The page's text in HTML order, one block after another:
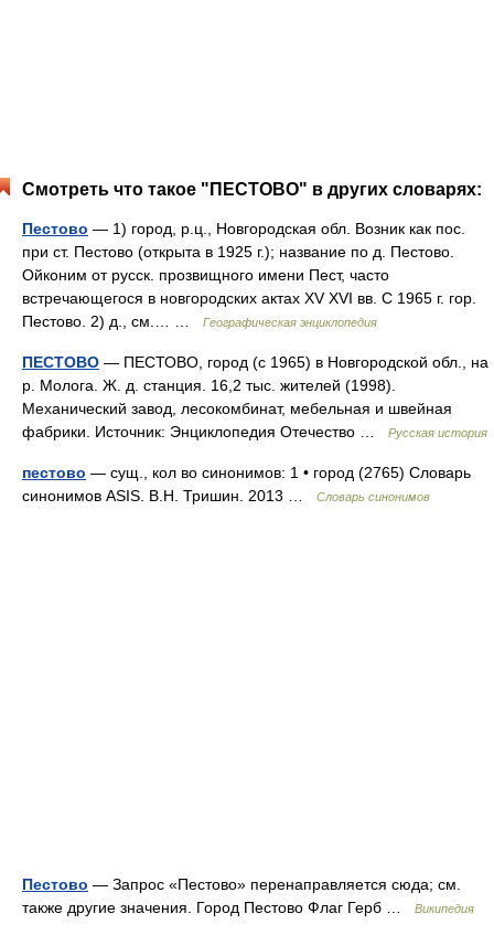
Смотреть что такое "ПЕСТОВО" в других словарях:
Пестово — 1) город, р.ц., Новгородская обл. Возник как пос.
при ст. Пестово (открыта в 1925 г.); название по д. Пестово.
Ойконим от русск. прозвищного имени Пест, часто
встречающегося в новгородских актах XV XVI вв. С 1965 г. гор.
Пестово. 2) д., см.… …
Географическая энциклопедия
ПЕСТОВО — ПЕСТОВО, город (с 1965) в Новгородской обл., на
р. Молога. Ж. д. станция. 16,2 тыс. жителей (1998).
Механический завод, лесокомбинат, мебельная и швейная
фабрики. Источник: Энциклопедия Отечество …
Русская история
пестово — сущ., кол во синонимов: 1 • город (2765) Словарь
синонимов ASIS. В.Н. Тришин. 2013 …
Словарь синонимов
Пестово — Запрос «Пестово» перенаправляется сюда; см.
также другие значения. Город Пестово Флаг Герб …
Википедия